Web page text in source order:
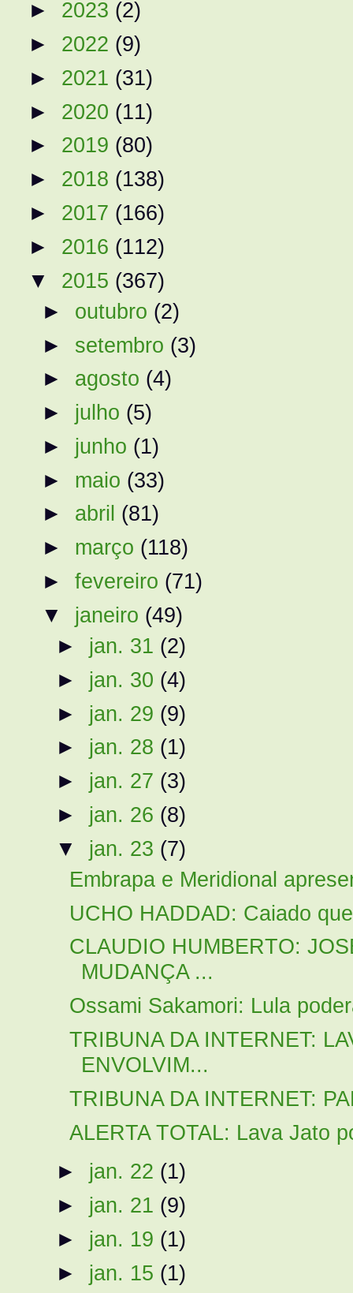
► 2023 (2)
► 2022 (9)
► 2021 (31)
► 2020 (11)
► 2019 (80)
► 2018 (138)
► 2017 (166)
► 2016 (112)
▼ 2015 (367)
► outubro (2)
► setembro (3)
► agosto (4)
► julho (5)
► junho (1)
► maio (33)
► abril (81)
► março (118)
►fevereiro (71)
▼ janeiro (49)
► jan. 31 (2)
► jan. 30 (4)
► jan. 29 (9)
► jan. 28 (1)
► jan. 27 (3)
► jan. 26 (8)
▼ jan. 23 (7)
Embrapa e Meridional
UCHO HADDAD: Caiado
CLAUDIO HUMBERTO:
MUDANÇA ...
Ossami Sakamori: Lula
TRIBUNA DA INTERNET:
ENVOLVIM...
TRIBUNA DA INTERNET:
ALERTA TOTAL: Lava Jato
► jan. 22 (1)
► jan. 21 (9)
► jan. 19 (1)
► jan. 15 (1)